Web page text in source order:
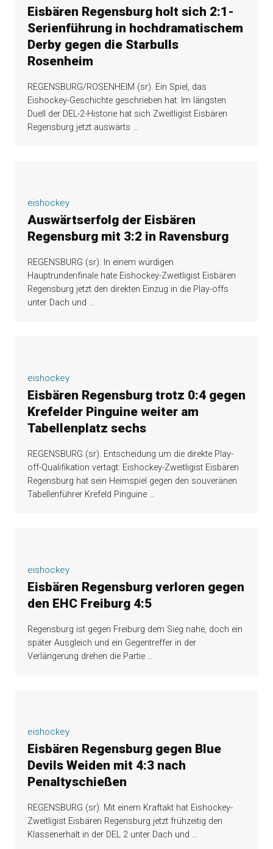
Eisbären Regensburg holt sich 2:1-
Serienführung in hochdramatischem
Derby gegen die Starbulls
Rosenheim
REGENSBURG/ROSENHEIM (sr). Ein Spiel, das
Eishockey-Geschichte geschrieben hat: Im längsten
Duell der DEL-2-Historie hat sich Zweitligist Eisbären
Regensburg jetzt auswärts …
eishockey
Auswärtserfolg der Eisbären
Regensburg mit 3:2 in Ravensburg
REGENSBURG (sr). In einem würdigen
Hauptrundenfinale hate Eishockey-Zweitligist Eisbären
Regensburg jetzt den direkten Einzug in die Play-offs
unter Dach und …
eishockey
Eisbären Regensburg trotz 0:4 gegen
Krefelder Pinguine weiter am
Tabellenplatz sechs
REGENSBURG (sr). Entscheidung um die direkte Play-
off-Qualifikation vertagt: Eishockey-Zweitligist Eisbären
Regensburg hat sein Heimspiel gegen den souveränen
Tabellenführer Krefeld Pinguine …
eishockey
Eisbären Regensburg verloren gegen
den EHC Freiburg 4:5
Regensburg ist gegen Freiburg dem Sieg nahe, doch ein
später Ausgleich und ein Gegentreffer in der
Verlängerung drehen die Partie …
eishockey
Eisbären Regensburg gegen Blue
Devils Weiden mit 4:3 nach
Penaltyschießen
REGENSBURG (sr). Mit einem Kraftakt hat Eishockey-
Zweitligist Eisbären Regensburg jetzt frühzeitig den
Klassenerhalt in der DEL 2 unter Dach und …